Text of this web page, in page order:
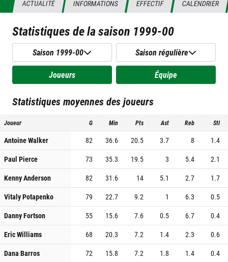
ACTUALITÉ INFORMATIONS EFFECTIF CALENDRIER
Statistiques de la saison 1999-00
Saison 1999-00 Saison régulière
Joueurs Équipe
Statistiques moyennes des joueurs
Joueur G Min Pts Ast Reb Stl
Antoine Walker 82 36.6 20.5 3.7 8
1.4
Paul Pierce
73 35.3 19.5 3 5.4
2.1
Kenny Anderson
82 31.6 14 5.1 2.7
1.7
Vitaly Potapenko
79 22.7 9.2 1 6.3
0.5
Danny Fortson
55 15.6 7.6 0.5 6.7
0.4
Eric Williams
68 20.3 7.2 1.4 2.3
0.6
Dana Barros
72 15.8 7.2 1.8 1.4
0.4